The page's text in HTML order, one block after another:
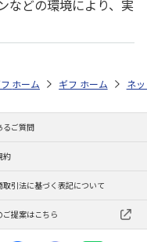
などの環境により、実
特集 2026 お菓子・スイーツ
中元・夏ギフト特集 2026
トストア お中元・夏ギフト
ホーム ギフトストア お
ホーム ネ
るご質問
約
取引法に基づく表記について
ご提案はこちら